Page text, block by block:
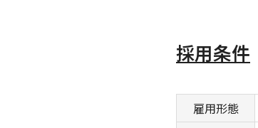
採用条件
雇用形態